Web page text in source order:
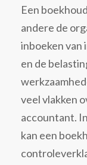
Een
andere de
inboeken van
en de
veel vlakken
accountant.
kan een